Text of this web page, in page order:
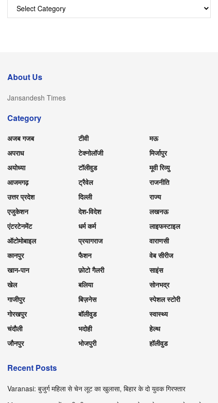
About Us
Jansandesh Times
Category
अजब गजब
अपराध
अयोध्या
आजमगढ़
उत्तर प्रदेश
एजुकेशन
एंटरटेनमेंट
ऑटोमोबाइल
कानपुर
खान-पान
खेल
गाजीपुर
गोरखपुर
चंदौली
जौनपुर
टीवी
टेक्नोलॉजी
टॉलीवुड
ट्रैवेल
दिल्ली
देश-विदेश
धर्म कर्म
प्रयागराज
फैशन
फ़ोटो गैलरी
बलिया
बिज़नेस
बॉलीवुड
भदोही
भोजपुरी
मऊ
मिर्जापुर
मूवी रिव्यु
राजनीति
राज्य
लखनऊ
लाइफस्टाइल
वाराणसी
वेब सीरीज
साइंस
सोनभद्र
स्पेशल स्टोरी
स्वास्थ्य
हेल्थ
हॉलीवुड
Recent Posts
Varanasi: बुजुर्ग महिला से चेन लूट का खुलासा, बिहार के दो युवक गिरफ्तार